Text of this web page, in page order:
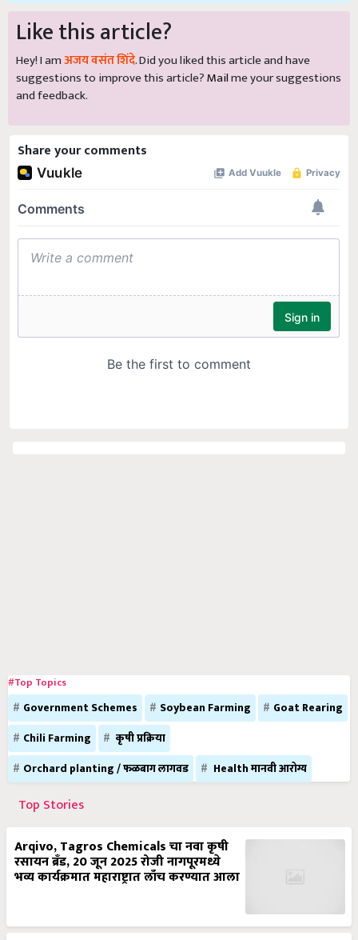
Like this article?
Hey! I amअजय वसंत शिंदे. Did you liked this article and have
suggestions to improve this article?Mailme your suggestions
and feedback.
Share your comments
#Top Topics
Government Schemes Soybean Farming
Goat Rearing
Chili Farming
कृषी प्रक्रिया
Orchard planting / फळबाग लागवड
Health मानवी आरोग्य
Top Stories
Arqivo, Tagros Chemicals चा नवा कृषी
रसायन ब्रँड, 20 जून 2025 रोजी नागपूरमध्ये
भव्य कार्यक्रमात महाराष्ट्रात लाँच करण्यात आला